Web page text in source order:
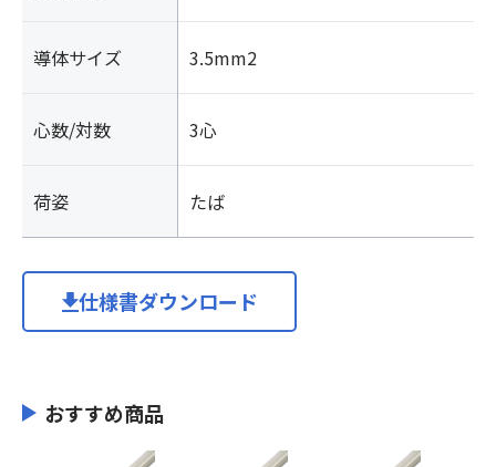
導体サイズ 3.5mm2
心数/対数 3心
荷姿 たば
仕様書ダウンロード
おすすめ商品